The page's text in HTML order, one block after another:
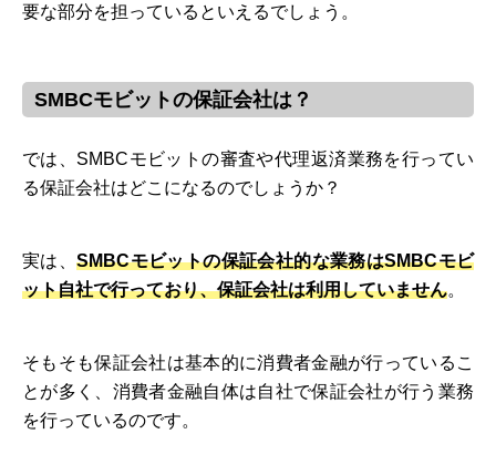
要な部分を担っているといえるでしょう。
SMBCモビットの保証会社は？
では、SMBCモビットの審査や代理返済業務を行ってい
る保証会社はどこになるのでしょうか？
実は、SMBCモビットの保証会社的な業務はSMBCモビ
ット自社で行っており、保証会社は利用していません。
そもそも保証会社は基本的に消費者金融が行っているこ
とが多く、消費者金融自体は自社で保証会社が行う業務
を行っているのです。